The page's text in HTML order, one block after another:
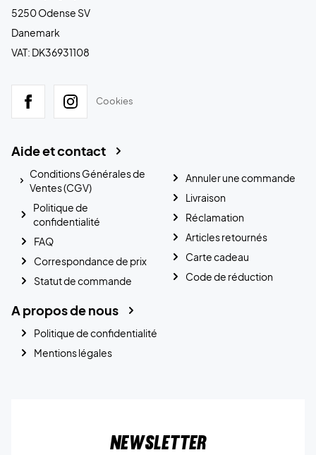
5250 Odense SV
Danemark
VAT: DK36931108
Cookies
Aide et contact
Conditions Générales de
Ventes (CGV)
Politique de
confidentialité
FAQ
Correspondance de prix
Statut de commande
Annuler une commande
Livraison
Réclamation
Articles retournés
Carte cadeau
Code de réduction
A propos de nous
Politique de confidentialité
Mentions légales
Newsletter